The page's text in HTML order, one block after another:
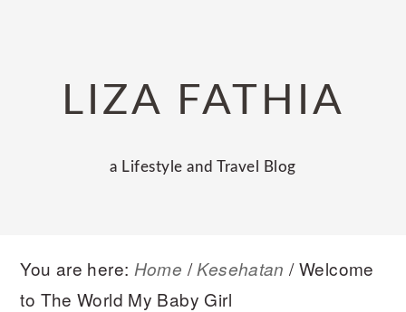
navigationLIZA FATHIA
a Lifestyle and Travel Blog
You are here: Home / Kesehatan /Welcome
to The World My Baby Girl